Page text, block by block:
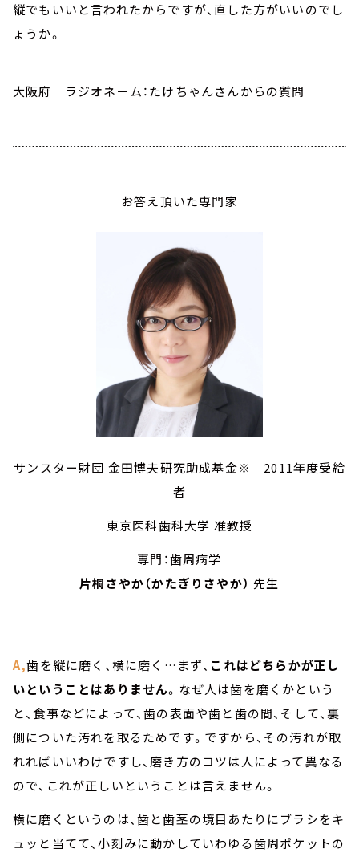
縦でもいいと言われたからですが、直した方がいいのでし
ょうか。
大阪府 ラジオネーム：たけちゃんさんからの質問
お答え頂いた専門家
サンスター財団 金田博夫研究助成基金※ 2011年度受給
者
東京医科歯科大学 准教授
専門：歯周病学
片桐さやか（かたぎりさやか） 先生
A,歯を縦に磨く、横に磨く…まず、 これはどちらかが正し
いということはありません。なぜ人は歯を磨くかという
と、食事などによって、歯の表面や歯と歯の間、そして、裏
側についた汚れを取るためです。ですから、その汚れが取
れればいいわけですし、磨き方のコツは人によって異なる
ので、これが正しいということは言えません。
横に磨くというのは、歯と歯茎の境目あたりにブラシをキ
ュッと当てて、小刻みに動かしていわゆる歯周ポケットの